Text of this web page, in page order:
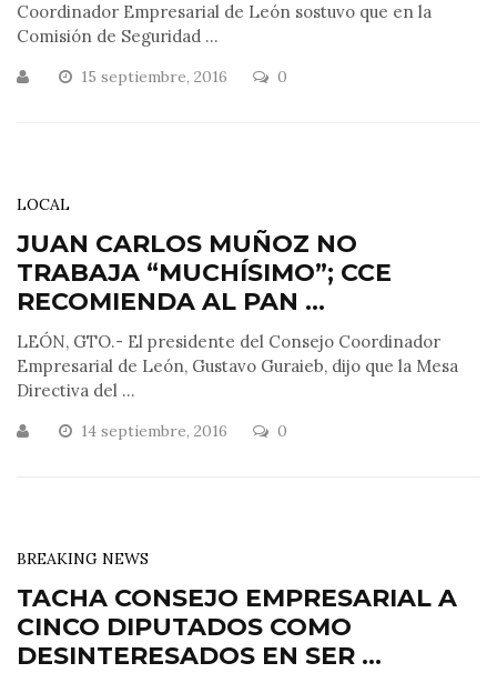
Coordinador Empresarial de León sostuvo que en la
Comisión de Seguridad ...
15 septiembre, 2016 0
LOCAL
JUAN CARLOS MUÑOZ NO
TRABAJA “MUCHÍSIMO”; CCE
RECOMIENDA AL PAN ...
LEÓN, GTO.- El presidente del Consejo Coordinador
Empresarial de León, Gustavo Guraieb, dijo que la Mesa
Directiva del ...
14 septiembre, 2016 0
BREAKING NEWS
TACHA CONSEJO EMPRESARIAL A
CINCO DIPUTADOS COMO
DESINTERESADOS EN SER ...